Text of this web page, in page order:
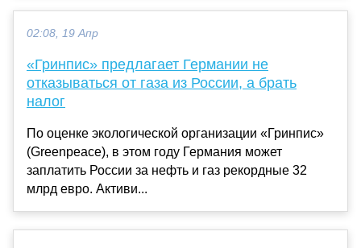
02:08, 19 Апр
«Гринпис» предлагает Германии не
отказываться от газа из России, а брать
налог
По оценке экологической организации «Гринпис»
(Greenpeace), в этом году Германия может
заплатить России за нефть и газ рекордные 32
млрд евро. Активи...